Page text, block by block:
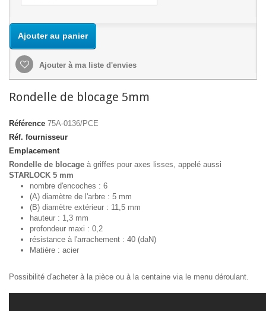
Rondelle de blocage 5mm
Référence 75A-0136/PCE
Réf. fournisseur
Emplacement
Rondelle de blocage à griffes pour axes lisses, appelé aussi
STARLOCK 5 mm
nombre d'encoches : 6
(A) diamètre de l'arbre : 5 mm
(B) diamètre extérieur : 11,5 mm
hauteur : 1,3 mm
profondeur maxi : 0,2
résistance à l'arrachement : 40 (daN)
Matière : acier
Possibilité d'acheter à la pièce ou à la centaine via le menu déroulant.
Ajouter au panier
Ajouter à ma liste d'envies